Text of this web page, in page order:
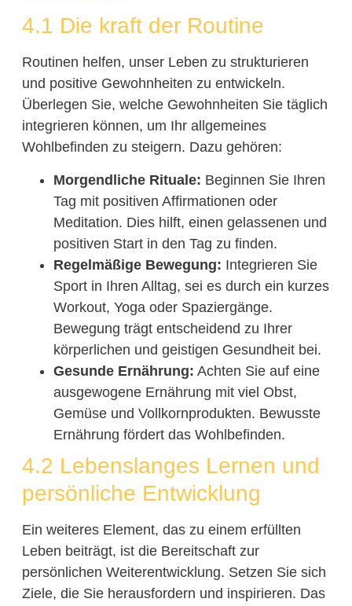
4.1 Die kraft der Routine
Routinen helfen, unser Leben zu strukturieren
und positive Gewohnheiten zu entwickeln.
Überlegen Sie, welche Gewohnheiten Sie täglich
integrieren können, um Ihr allgemeines
Wohlbefinden zu steigern. Dazu gehören:
Morgendliche Rituale: Beginnen Sie Ihren
Tag mit positiven Affirmationen oder
Meditation. Dies hilft, einen gelassenen und
positiven Start in den Tag zu finden.
Regelmäßige Bewegung: Integrieren Sie
Sport in Ihren Alltag, sei es durch ein kurzes
Workout, Yoga oder Spaziergänge.
Bewegung trägt entscheidend zu Ihrer
körperlichen und geistigen Gesundheit bei.
Gesunde Ernährung: Achten Sie auf eine
ausgewogene Ernährung mit viel Obst,
Gemüse und Vollkornprodukten. Bewusste
Ernährung fördert das Wohlbefinden.
4.2 Lebenslanges Lernen und
persönliche Entwicklung
Ein weiteres Element, das zu einem erfüllten
Leben beiträgt, ist die Bereitschaft zur
persönlichen Weiterentwicklung. Setzen Sie sich
Ziele, die Sie herausfordern und inspirieren. Das